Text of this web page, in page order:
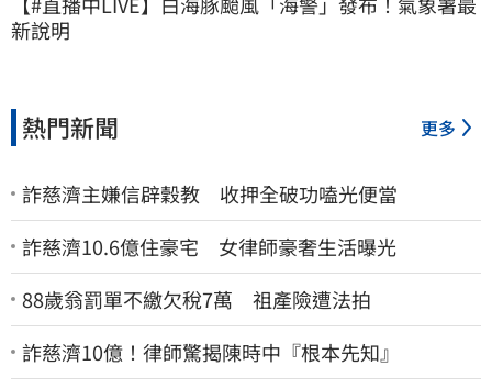
新說明
熱門新聞 更多
詐慈濟主嫌信辟穀教 收押全破功嗑光便當
詐慈濟10.6億住豪宅 女律師豪奢生活曝光
88歲翁罰單不繳欠稅7萬 祖產險遭法拍
詐慈濟10億！律師驚揭陳時中『根本先知』